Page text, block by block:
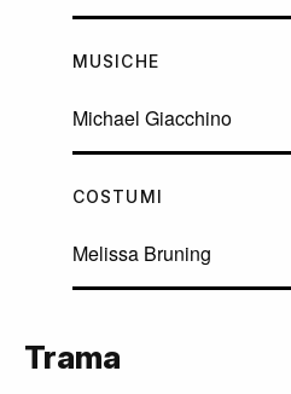
MUSICHE
Michael Giacchino
COSTUMI
Melissa Bruning
Trama